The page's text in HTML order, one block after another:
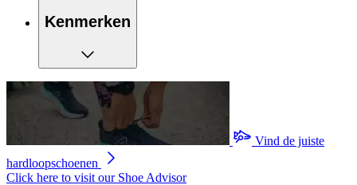
Kenmerken
Vind de juiste
hardloopschoenen
Click here to visit our Shoe Advisor